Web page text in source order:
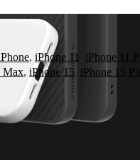
, iPhone 11 iPhone 11
Max, iPhone 15 iPhone 15